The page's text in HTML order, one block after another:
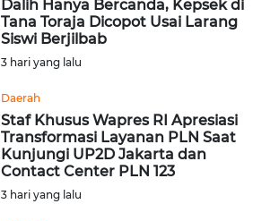
Dalih Hanya Bercanda, Kepsek di
Tana Toraja Dicopot Usai Larang
Siswi Berjilbab
3 hari yang lalu
Daerah
Staf Khusus Wapres RI Apresiasi
Transformasi Layanan PLN Saat
Kunjungi UP2D Jakarta dan
Contact Center PLN 123
3 hari yang lalu